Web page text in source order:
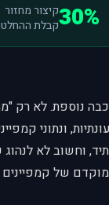
30%קיצור מחזור
קבלת
נוספת. לא רק
ונתוני
וחשוב לא
מוקדם של